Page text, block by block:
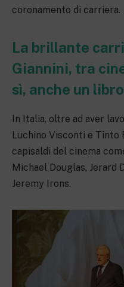
coronamento di carriera.
La brillante
Giannini, tra
sì, anche un libro
In Italia, oltre ad aver
Luchino Visconti e Tinto
capisaldi del cinema
Michael Douglas, Jerard
Jeremy Irons.